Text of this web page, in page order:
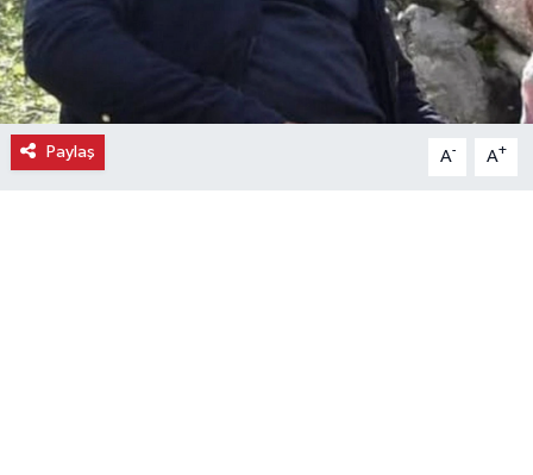
Paylaş A- A+
Gündem
Haber